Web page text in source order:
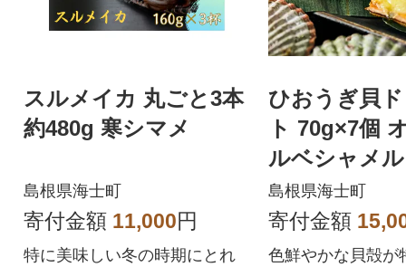
スルメイカ 丸ごと3本
約480g 寒シマメ
島根県海士町
寄付金額 11,000円
特に美味しい冬の時期にとれ
ひおうぎ貝
ト 70g×7個
ルベシャメ
ドリア CAS
島根県海士町
寄付金額
色鮮やかな貝殻が